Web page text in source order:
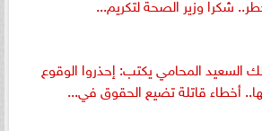
السعيد المحامي يكتب: إحذروا الوقوع
أخطاء قاتلة تضيع الحقوق في...